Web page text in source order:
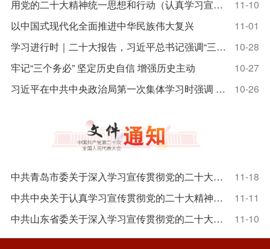
用党的二十大精神统一思想和行动（认真学习宣传贯彻党的二十大精神·中央宣讲团宣讲活动）
11-10
以中国式现代化全面推进中华民族伟大复兴
11-01
学习进行时｜二十大报告，习近平总书记强调“三个务必”
10-28
牢记“三个务必” 坚定历史自信 增强历史主动
10-27
习近平在中共中央政治局第一次集体学习时强调 全面学习把握落实党的二十大精神 奋力夺取全面建设社会主义现代化国家新胜利
10-26
中共青岛市委关于深入学习宣传贯彻党的二十大精神的决议
11-18
中共中央关于认真学习宣传贯彻党的二十大精神的决定
11-11
中共山东省委关于深入学习宣传贯彻党的二十大精神的决议
11-10